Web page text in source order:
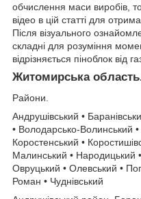
обчислення маси виробів,
відео в цій статті для
Після візуального
складні для розуміння
відрізняється піноблок від
Житомирська
Райони.
Андрушівський •
• Володарсько-Волинський
Коростенський •
Малинський • Народицький
Овруцький • Олевський •
Роман • Чуднівський